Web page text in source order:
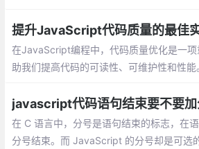
提升JavaScript代码质量的最佳
在JavaScript编程中，代码质量优化是一
助我们提高代码的可读性、可维护性和性
代码更加优雅。
javascript代码语句结束要不要加
在 C 语言中，分号是语句结束的标志，在
分号结束。而 JavaScript 的分号却是可选